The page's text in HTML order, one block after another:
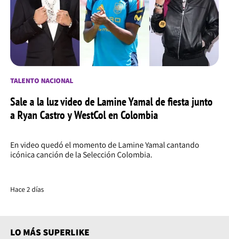
TALENTO NACIONAL
Sale a la luz video de Lamine Yamal de fiesta junto
a Ryan Castro y WestCol en Colombia
En video quedó el momento de Lamine Yamal cantando
icónica canción de la Selección Colombia.
Hace 2 días
LO MÁS SUPERLIKE